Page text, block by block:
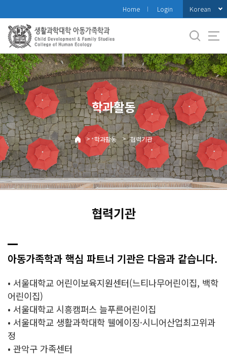
로
메
뉴
Home Login Korean
학과활동
> 학과활동 > 협력기관
협력기관
아동가족학과 핵심 파트너 기관은 다음과 같습니다.
• 서울대학교 어린이보육지원센터(느티나무어린이집, 백학
어린이집)
• 서울대학교 시흥캠퍼스 늘푸른어린이집
• 서울대학교 생활과학대학 웰에이징·시니어산업최고위과
정
• 관악구 가족센터